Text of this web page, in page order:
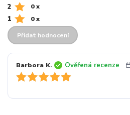
Přidat hodnocení
2 0 x
1 0 x
Barbora K. Ověřená recenze